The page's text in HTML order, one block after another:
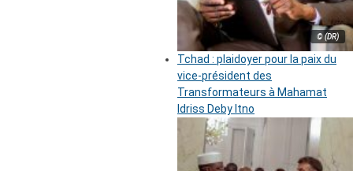
© (DR)
Tchad : plaidoyer pour la paix du
vice-président des
Transformateurs à Mahamat
Idriss Deby Itno